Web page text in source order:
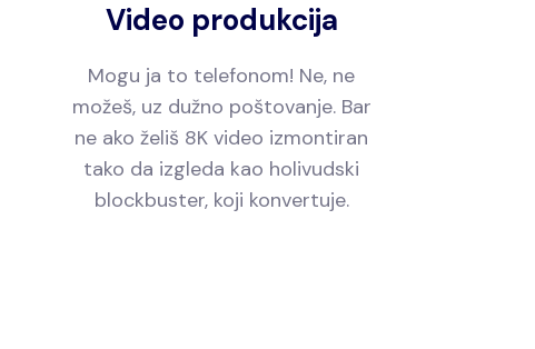
Video produkcija
Mogu ja to telefonom! Ne, ne
možeš, uz dužno poštovanje. Bar
ne ako želiš 8K video izmontiran
tako da izgleda kao holivudski
blockbuster, koji konvertuje.